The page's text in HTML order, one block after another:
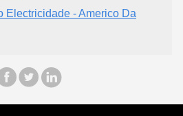
Electricidade - Americo Da